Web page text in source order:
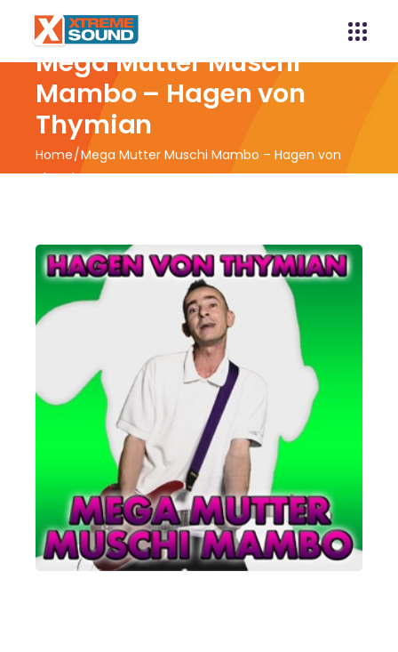
Mega Mutter Muschi
Mambo – Hagen von
Thymian
Home Mega Mutter Muschi Mambo – Hagen von
Thymian